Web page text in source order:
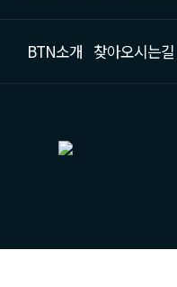
BTN소개 찾아오시는길